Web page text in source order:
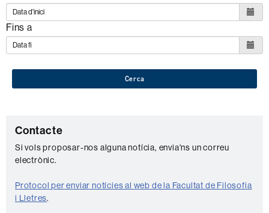
Fins a
Cerca
C
o
n
t
a
Contacte
Si vols proposar-nos alguna notícia, envia'ns un correu
electrònic.
Protocol per enviar notícies al web de la Facultat de Filosofia
i Lletres.